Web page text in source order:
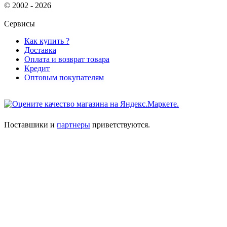
© 2002 - 2026
Сервисы
Как купить ?
Доставка
Оплата и возврат товара
Кредит
Оптовым покупателям
Поставшики и партнеры приветствуются.